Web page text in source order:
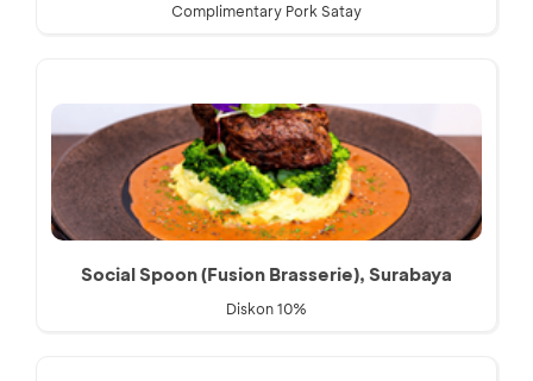
Complimentary Pork Satay
Social Spoon (Fusion Brasserie), Surabaya
Diskon 10%